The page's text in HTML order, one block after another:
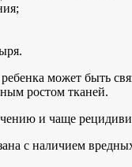
может быть
ростом тканей.
и чаще
с наличием